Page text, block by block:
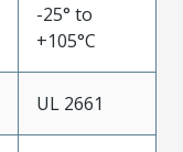
-25° to
+105°C
UL 2661